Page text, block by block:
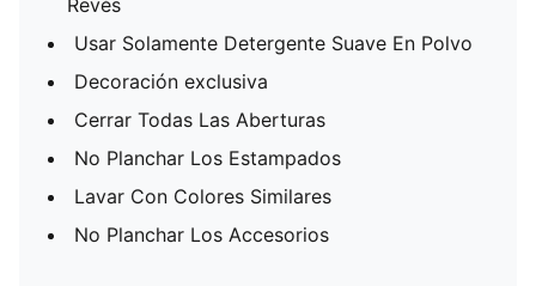
Revés
Usar Solamente Detergente Suave En Polvo
Decoración exclusiva
Cerrar Todas Las Aberturas
No Planchar Los Estampados
Lavar Con Colores Similares
No Planchar Los Accesorios